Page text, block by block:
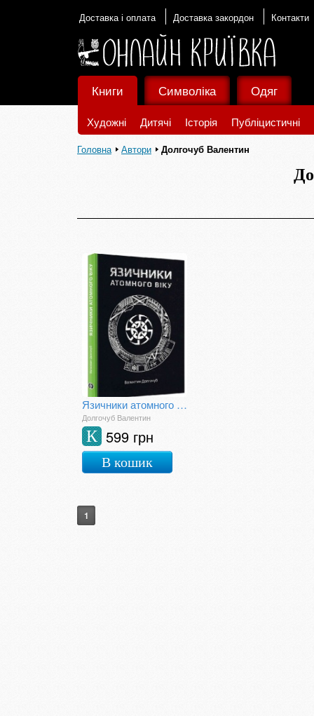
Доставка і оплата Доставка закордон Контакти
Книги
Художні Дитячі Історія Публіцистичні
Символіка Одяг
Головна Автори Долгочуб Валентин
Язичники атомного віку
Долгочуб Валентин
599 грн
К
В кошик
1